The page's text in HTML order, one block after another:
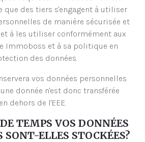
que des tiers s'engagent à utiliser
de manière sécurisée et
à les utiliser conformément aux
Immoboss et à sa politique en
des données.
vos données personnelles
donnée n'est donc transférée
dehors de l'EEE.
TEMPS VOS DONNÉES
SONT-ELLES STOCKÉES?